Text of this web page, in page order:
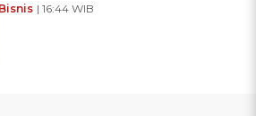
Bisnis | 16:44 WIB